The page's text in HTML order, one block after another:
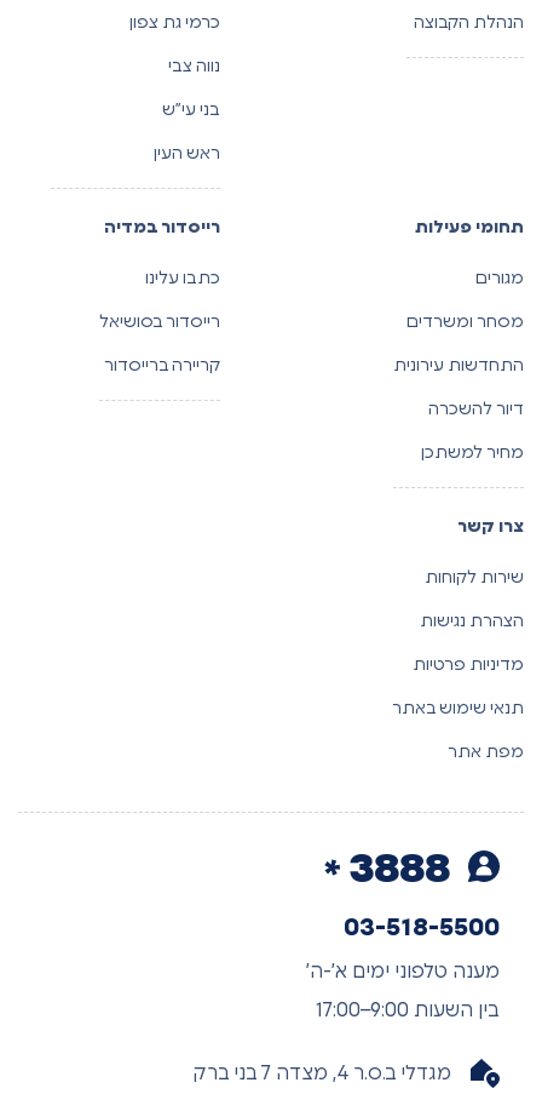
הנהלת הקבוצה כרמי גת צפון
נווה צבי
בני עי”ש
ראש העין
תחומי פעילות
מגורים
מסחר ומשרדים
התחדשות עירונית
דיור להשכרה
מחיר למשתכן
רייסדור במדיה
כתבו עלינו
רייסדור בסושיאל
קריירה ברייסדור
צרו קשר
שירות לקוחות
הצהרת נגישות
מדיניות פרטיות
תנאי שימוש באתר
מפת אתר
03-518-5500
מענה טלפוני ימים א’-ה’
בין השעות 9:00–17:00
מגדלי ב.ס.ר 4, מצדה 7 בני ברק